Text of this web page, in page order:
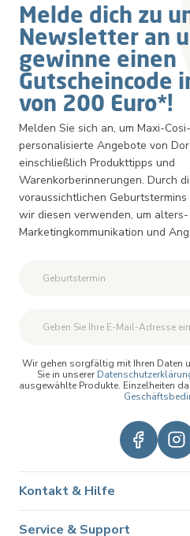
Melde dich zu
Newsletter an
gewinne einen
Gutscheincode
von 200 Euro*!
Melden Sie sich an, um Maxi-
personalisierte Angebote von
einschließlich Produkttipps und
Warenkorberinnerungen. Durch
voraussichtlichen Geburtstermins
wir diesen verwenden, um
Marketingkommunikation und
Wir gehen sorgfältig mit Ihren Daten
Sie in unserer
ausgewählte Produkte. Einzelheiten
Kontakt & Hilfe
Service & Support